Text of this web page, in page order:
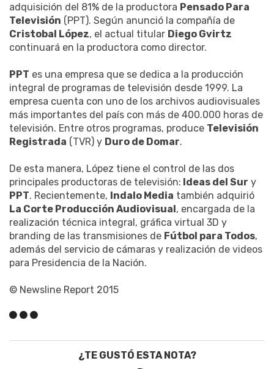
adquisición del 81% de la productora Pensado Para
Televisión (PPT). Según anunció la compañía de
Cristobal López, el actual titular Diego Gvirtz
continuará en la productora como director.
PPT es una empresa que se dedica a la producción
integral de programas de televisión desde 1999. La
empresa cuenta con uno de los archivos audiovisuales
más importantes del país con más de 400.000 horas de
televisión. Entre otros programas, produce Televisión
Registrada (TVR) y Duro de Domar.
De esta manera, López tiene el control de las dos
principales productoras de televisión: Ideas del Sur y
PPT. Recientemente, Indalo Media también adquirió
La Corte Producción Audiovisual, encargada de la
realización técnica integral, gráfica virtual 3D y
branding de las transmisiones de Fútbol para Todos,
además del servicio de cámaras y realización de videos
para Presidencia de la Nación.
© Newsline Report 2015
¿TE GUSTÓ ESTA NOTA?